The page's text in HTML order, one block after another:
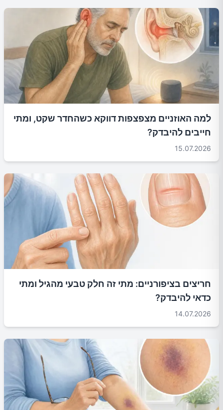
למה האוזניים מצפצפות דווקא כשהחדר שקט, ומתי
חייבים להיבדק?
15.07.2026
חריצים בציפורניים: מתי זה חלק טבעי מהגיל ומתי
כדאי להיבדק?
14.07.2026